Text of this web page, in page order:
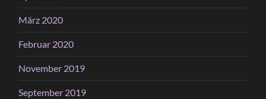
März 2020
Februar 2020
November 2019
September 2019